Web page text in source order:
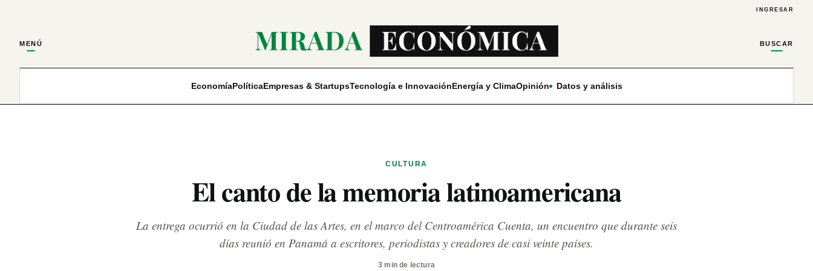
INGRESAR
MENÚ BUSCAR
EconomíaPolíticaEmpresas & StartupsTecnología e InnovaciónEnergía y ClimaOpinión Datos y análisis
CULTURA
El canto de la memoria latinoamericana
La entrega ocurrió en la Ciudad de las Artes, en el marco del Centroamérica Cuenta, un encuentro que durante seis
días reunió en Panamá a escritores, periodistas y creadores de casi veinte países.
3 min de lectura